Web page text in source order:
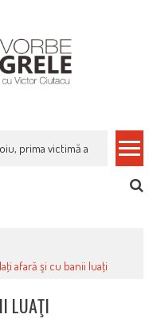
prima victimă a noi
afară şi cu banii luaţi
LUAŢI